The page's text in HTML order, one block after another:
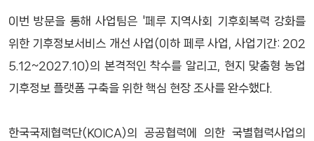
이번 방문을 통해 사업팀은 '페루 지역사회 기후회복력 강화를
위한 기후정보서비스 개선 사업(이하 페루 사업, 사업기간: 202
5.12~2027.10)의 본격적인 착수를 알리고, 현지 맞춤형 농업
기후정보 플랫폼 구축을 위한 핵심 현장 조사를 완수했다.
한국국제협력단(KOICA)의 공공협력에 의한 국별협력사업의